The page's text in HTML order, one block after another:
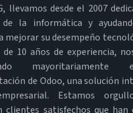
llevamos desde el 2007
la informática y
mejorar su desempeño
10 años de experiencia,
de Odoo, una solución
Estamos
clientes satisfechos que han